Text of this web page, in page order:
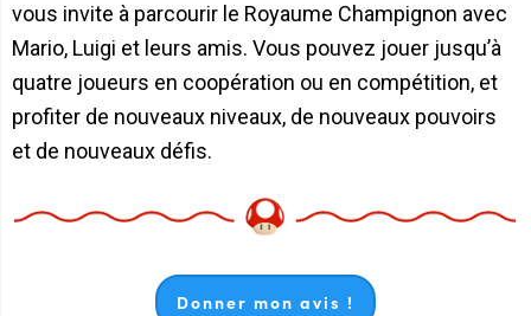
vous invite à parcourir le Royaume Champignon avec
Mario, Luigi et leurs amis. Vous pouvez jouer jusqu’à
quatre joueurs en coopération ou en compétition, et
profiter de nouveaux niveaux, de nouveaux pouvoirs
et de nouveaux défis.
Donner mon avis !